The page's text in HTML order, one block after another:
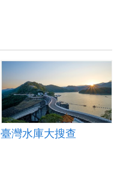
臺灣水庫大搜查